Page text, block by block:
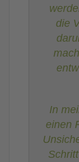
die
In
einen